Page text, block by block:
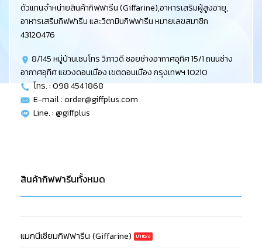
ตัวแทนจำหน่ายสินค้ากิฟฟารีน (Giffarine),อาหารเสริมผู้สูงอายุ,
อาหารเสริมกิฟฟารีน และวิตามินกิฟฟารีน หมายเลขสมาชิก
43120476
8/145 หมู่บ้านเซนโทร วิภาวดี ซอยช่างอากาศอุทิศ 15/1 ถนนช่าง
อากาศอุทิศ แขวงดอนเมือง เขตดอนเมือง กรุงเทพฯ 10210
โทร. : 098 454 1868
E-mail :order@giffplus.com
Line. : @giffplus
สินค้ากิฟฟารีนทั้งหมด
แมกนีเซียมกิฟฟารีน (Giffarine)